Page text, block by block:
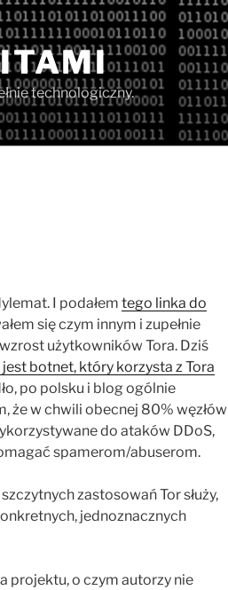
technologiczny.
I podałem tego linka do
się czym innym i zupełnie
użytkowników Tora. Dziś
botnet, który korzysta z Tora
po polsku i blog ogólnie
że w chwili obecnej 80% węzłów
do ataków DDoS,
spamerom/abuserom.
zastosowań Tor służy,
jednoznacznych
projektu, o czym autorzy nie